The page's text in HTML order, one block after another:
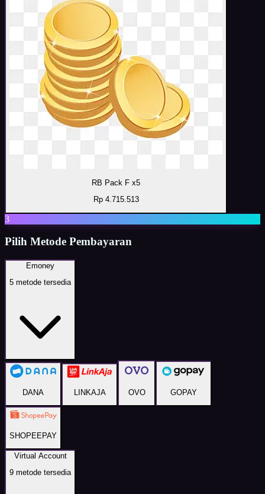
RB Pack F x5
Rp 4.715.513
3
Pilih Metode Pembayaran
Emoney
5 metode tersedia
DANA LINKAJA OVO GOPAY
SHOPEEPAY
Virtual Account
9 metode tersedia